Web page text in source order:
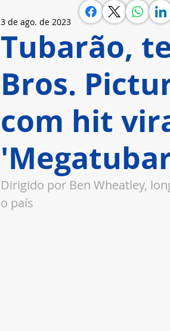
Tubarão,
Bros.
com hit
3 de ago. de 2023
Dirigido por Ben Wheatley,
o país